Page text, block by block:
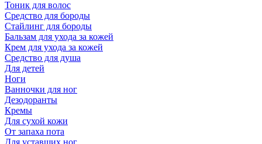
Тоник для волос
Средство для бороды
Стайлинг для бороды
Бальзам для ухода за кожей
Крем для ухода за кожей
Средство для душа
Для детей
Ноги
Ванночки для ног
Дезодоранты
Кремы
Для сухой кожи
От запаха пота
Для уставших ног